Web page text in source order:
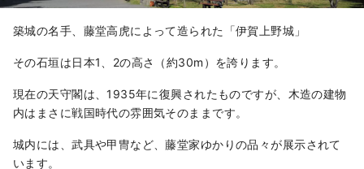
築城の名手、藤堂高虎によって造られた「伊賀上野城」
その石垣は日本1、2の高さ（約30m）を誇ります。
現在の天守閣は、1935年に復興されたものですが、木造の建物
内はまさに戦国時代の雰囲気そのままです。
城内には、武具や甲冑など、藤堂家ゆかりの品々が展示されて
います。